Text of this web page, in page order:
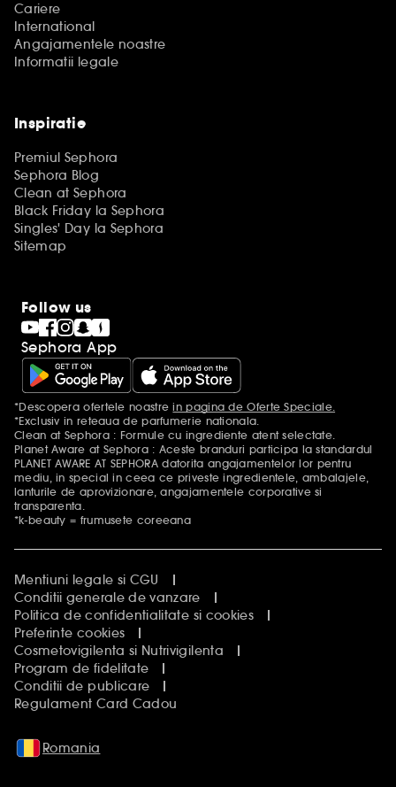
Cariere
International
Angajamentele noastre
Informatii legale
Inspiratie
Premiul Sephora
Sephora Blog
Clean at Sephora
Black Friday la Sephora
Singles' Day la Sephora
Sitemap
Follow us
Sephora App
Mentiuni aditionale
*Descopera ofertele noastrein pagina de Oferte Speciale.
*Exclusiv in reteaua de parfumerie nationala.
Clean at Sephora : Formule cu ingrediente atent selectate.
Planet Aware at Sephora : Aceste branduri participa la standardul
PLANET AWARE AT SEPHORA datorita angajamentelor lor pentru
mediu, in special in ceea ce priveste ingredientele, ambalajele,
lanturile de aprovizionare, angajamentele corporative si
transparenta.
*k-beauty = frumusete coreeana
Mentiuni legale si CGU
Conditii generale de vanzare
Politica de confidentialitate si cookies
Preferinte cookies
Cosmetovigilenta si Nutrivigilenta
Program de fidelitate
Conditii de publicare
Regulament Card Cadou
Romania